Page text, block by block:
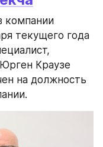
компании
текущего года
Краузе
на должность